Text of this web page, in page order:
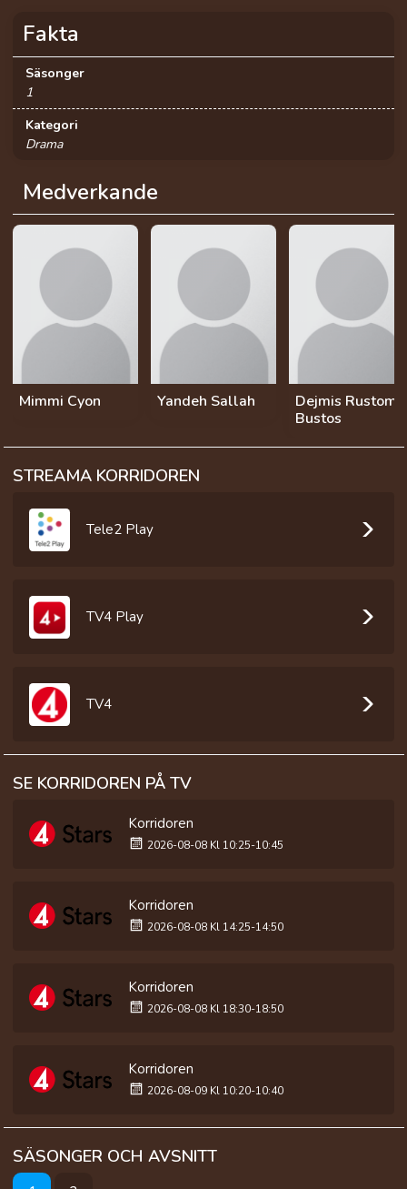
Medverkande
Mimmi Cyon Yandeh Sallah
Dejmis Rustom
Bustos
Fakta
Säsonger
1
Kategori
Drama
STREAMA KORRIDOREN
Tele2 Play
TV4 Play
TV4
SE KORRIDOREN PÅ TV
Korridoren
2026-08-08 Kl 10:25-10:45
Korridoren
2026-08-08 Kl 14:25-14:50
Korridoren
2026-08-08 Kl 18:30-18:50
Korridoren
2026-08-09 Kl 10:20-10:40
SÄSONGER OCH AVSNITT